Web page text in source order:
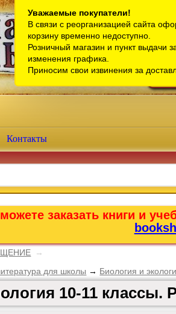
Контакты
заказать книги и
→
для школы → Биология и
10-11 классы.
Уважаемые покупатели!
В связи с реорганизацией сайта
корзину временно недоступно.
Розничный магазин и пункт выдачи
изменения графика.
Приносим свои извинения за